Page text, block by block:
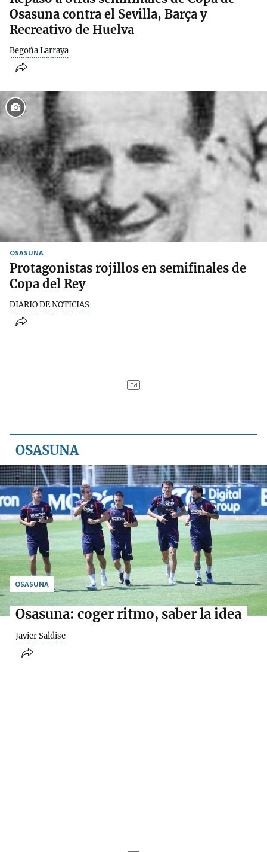
Osasuna contra el Sevilla, Barça y
Recreativo de Huelva
Begoña Larraya
OSASUNA
Protagonistas rojillos en semifinales de
Copa del Rey
DIARIO DE NOTICIAS
OSASUNA
OSASUNA
Osasuna: coger ritmo, saber la idea
Javier Saldise